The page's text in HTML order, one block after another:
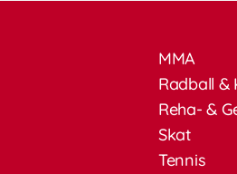
MMA
Radball &
Reha- &
Skat
Tennis